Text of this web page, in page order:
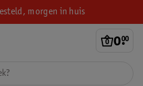
morgen in huis
0.
00